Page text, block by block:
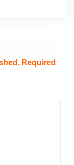
Required